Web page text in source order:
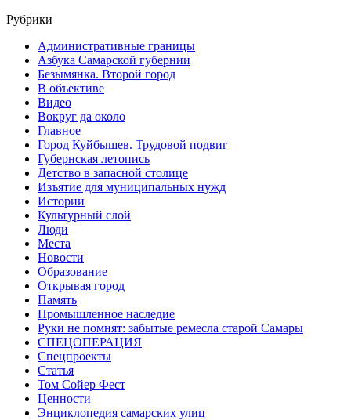
Рубрики
Административные границы
Азбука Самарской губернии
Безымянка. Второй город
В объективе
Видео
Вокруг да около
Главное
Город Куйбышев. Трудовой подвиг
Губернская летопись
Детство в запасной столице
Изъятие для муниципальных нужд
Истории
Культурный слой
Люди
Места
Новости
Образование
Открывая город
Память
Промышленное наследие
Руки не помнят: забытые ремесла старой Самары
СПЕЦОПЕРАЦИЯ
Спецпроекты
Статья
Том Сойер Фест
Ценности
Энциклопедия самарских улиц